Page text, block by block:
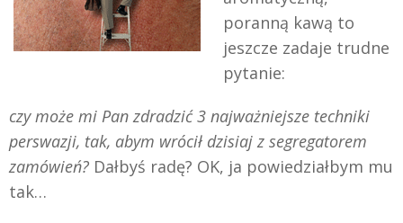
poranną kawą to
jeszcze zadaje trudne
pytanie:
czy może mi Pan zdradzić 3 najważniejsze techniki
perswazji, tak, abym wrócił dzisiaj z segregatorem
zamówień? Dałbyś radę? OK, ja powiedziałbym mu
tak…